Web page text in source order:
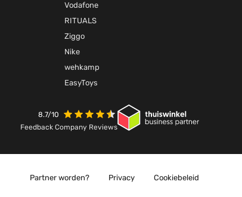
Vodafone
RITUALS
Ziggo
Nike
wehkamp
EasyToys
8.7/10
Feedback Company Reviews
Partner worden? Privacy Cookiebeleid